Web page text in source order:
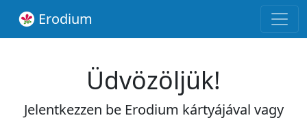
Erodium
Üdvözöljük!
Jelentkezzen be Erodium kártyájával vagy